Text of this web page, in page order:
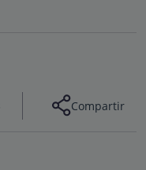
Compartir